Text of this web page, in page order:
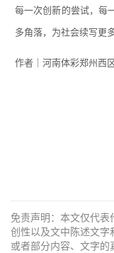
每一次创新的尝试，每
多角落，为社会续写更
作者｜河南体彩郑州西
免责声明：本文仅代
创性以及文中陈述文字
或者部分内容、文字